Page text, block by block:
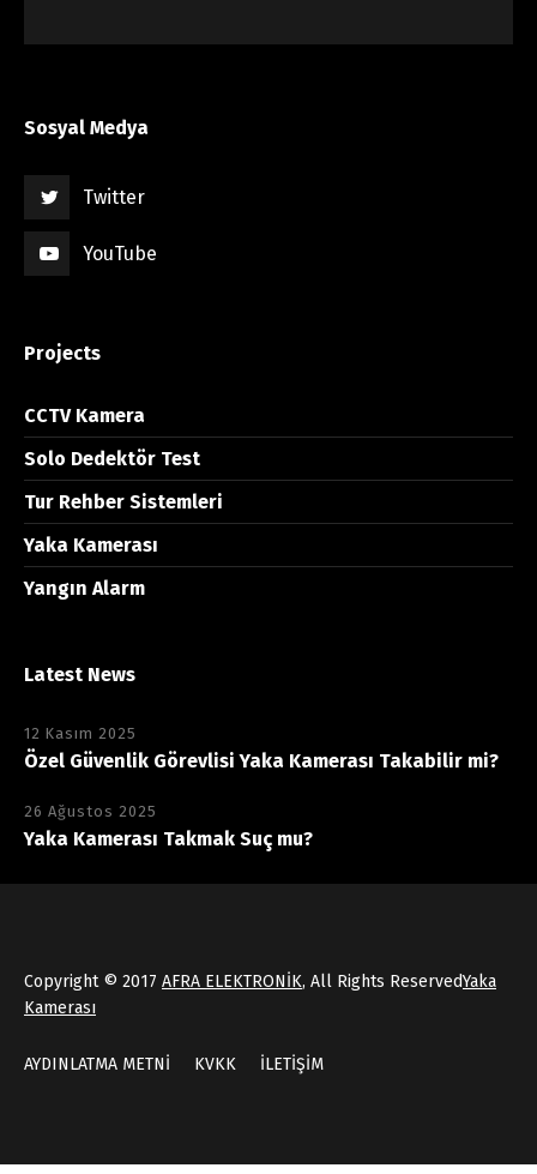
Sosyal Medya
Twitter
YouTube
Projects
CCTV Kamera
Solo Dedektör Test
Tur Rehber Sistemleri
Yaka Kamerası
Yangın Alarm
Latest News
12 Kasım 2025
Özel Güvenlik Görevlisi Yaka Kamerası Takabilir mi?
26 Ağustos 2025
Yaka Kamerası Takmak Suç mu?
Copyright © 2017 AFRA ELEKTRONİK, All Rights ReservedYaka
Kamerası
AYDINLATMA METNİ KVKK İLETİŞİM